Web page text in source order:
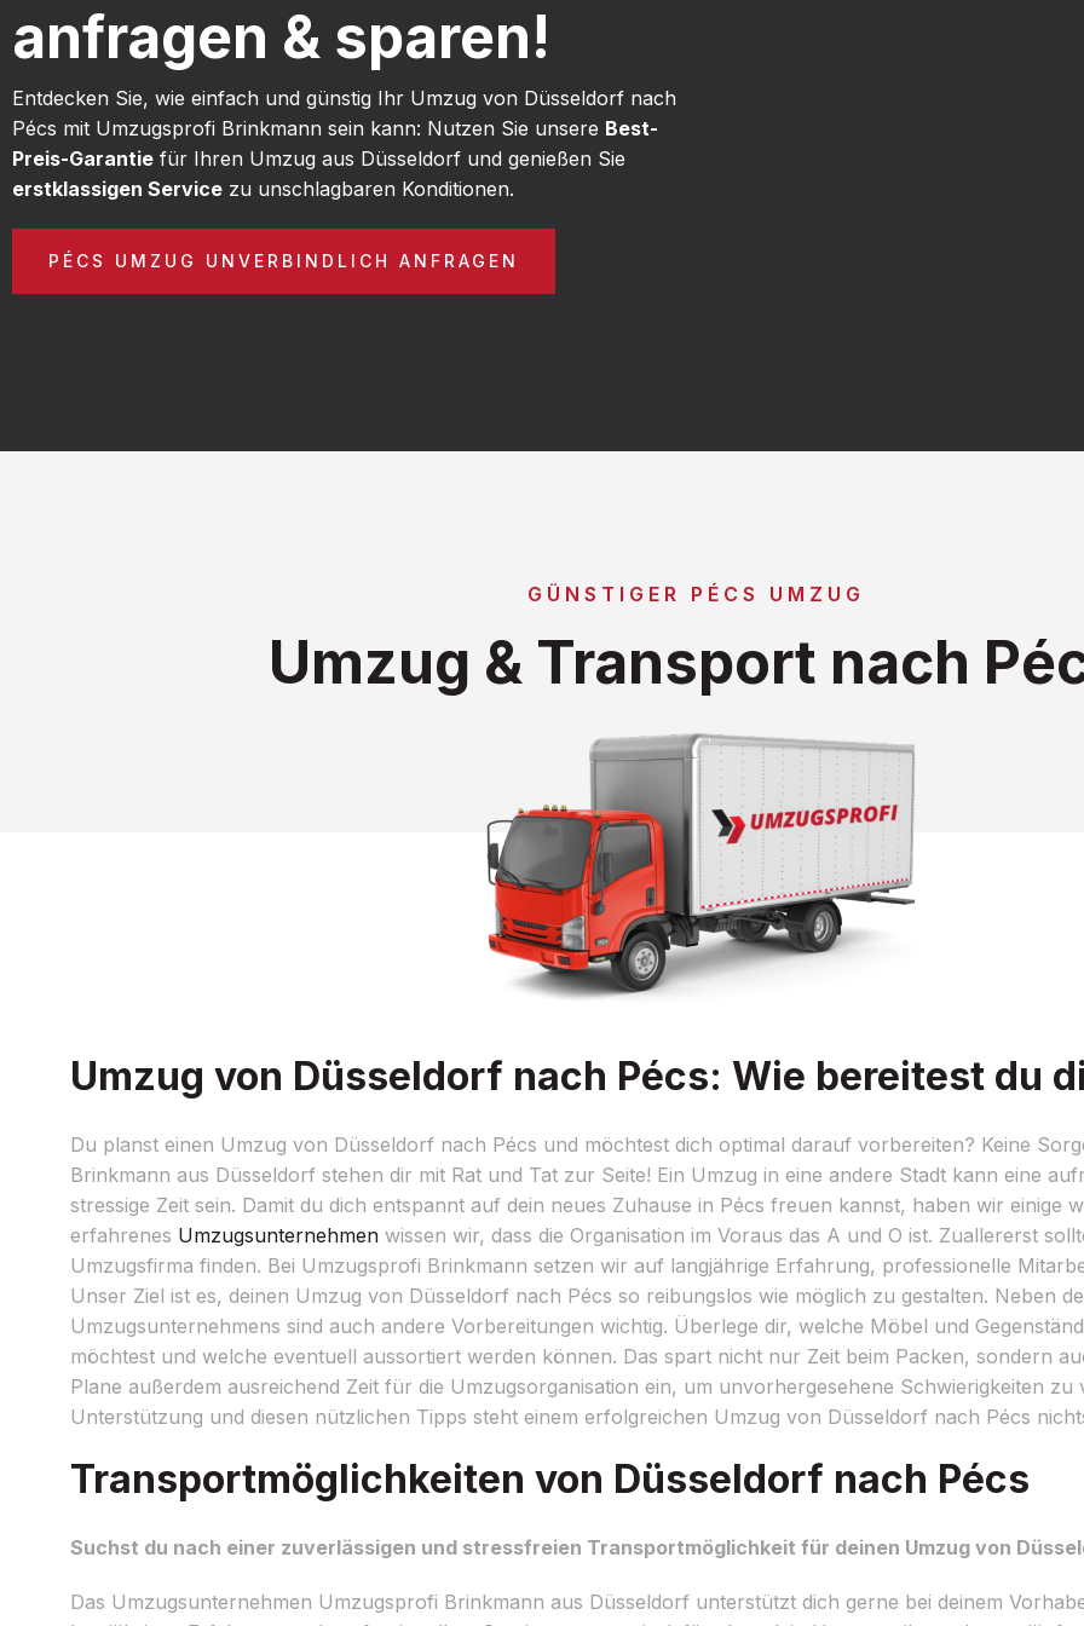
anfragen & sparen!
Entdecken Sie, wie einfach und günstig Ihr Umzug von Düsseldorf nach
Pécs mit Umzugsprofi Brinkmann sein kann: Nutzen Sie unsere Best-
Preis-Garantie für Ihren Umzug aus Düsseldorf und genießen Sie
erstklassigen Service zu unschlagbaren Konditionen.
PÉCS UMZUG UNVERBINDLICH ANFRAGEN
GÜNSTIGER PÉCS UMZUG
Umzug & Transport nach
Umzug von Düsseldorf nach Pécs: Wie bereitest du
Du planst einen Umzug von Düsseldorf nach Pécs und möchtest dich optimal darauf vorbereiten? Keine
Brinkmann aus Düsseldorf stehen dir mit Rat und Tat zur Seite! Ein Umzug in eine andere Stadt kann eine
stressige Zeit sein. Damit du dich entspannt auf dein neues Zuhause in Pécs freuen kannst, haben wir einige
erfahrenes Umzugsunternehmen wissen wir, dass die Organisation im Voraus das A und O ist. Zuallererst
Umzugsfirma finden. Bei Umzugsprofi Brinkmann setzen wir auf langjährige Erfahrung, professionelle
Unser Ziel ist es, deinen Umzug von Düsseldorf nach Pécs so reibungslos wie möglich zu gestalten. Neben
Umzugsunternehmens sind auch andere Vorbereitungen wichtig. Überlege dir, welche Möbel und
möchtest und welche eventuell aussortiert werden können. Das spart nicht nur Zeit beim Packen, sondern
Plane außerdem ausreichend Zeit für die Umzugsorganisation ein, um unvorhergesehene Schwierigkeiten zu
Unterstützung und diesen nützlichen Tipps steht einem erfolgreichen Umzug von Düsseldorf nach Pécs
Transportmöglichkeiten von Düsseldorf nach Pécs
Suchst du nach einer zuverlässigen und stressfreien Transportmöglichkeit für deinen Umzug von
Das Umzugsunternehmen Umzugsprofi Brinkmann aus Düsseldorf unterstützt dich gerne bei deinem